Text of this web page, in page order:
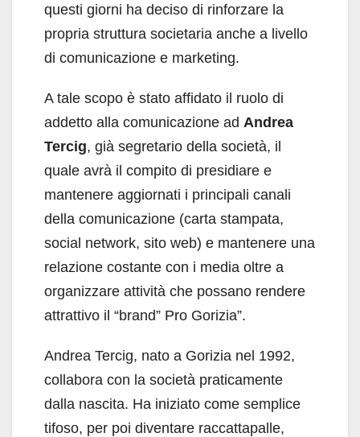
questi giorni ha deciso di rinforzare la
propria struttura societaria anche a livello
di comunicazione e marketing.
A tale scopo è stato affidato il ruolo di
addetto alla comunicazione ad Andrea
Tercig, già segretario della società, il
quale avrà il compito di presidiare e
mantenere aggiornati i principali canali
della comunicazione (carta stampata,
social network, sito web) e mantenere una
relazione costante con i media oltre a
organizzare attività che possano rendere
attrattivo il “brand” Pro Gorizia”.
Andrea Tercig, nato a Gorizia nel 1992,
collabora con la società praticamente
dalla nascita. Ha iniziato come semplice
tifoso, per poi diventare raccattapalle,